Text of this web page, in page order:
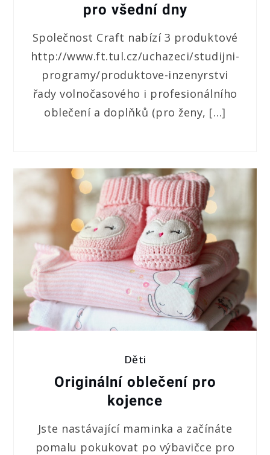
pro všední dny
Společnost Craft nabízí 3 produktové
http://www.ft.tul.cz/uchazeci/studijni-
programy/produktove-inzenyrstvi
řady volnočasového i profesionálního
oblečení a doplňků (pro ženy, […]
Děti
Originální oblečení pro
kojence
Jste nastávající maminka a začínáte
pomalu pokukovat po výbavičce pro